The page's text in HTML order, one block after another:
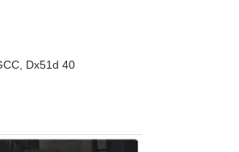
Dx51d 40